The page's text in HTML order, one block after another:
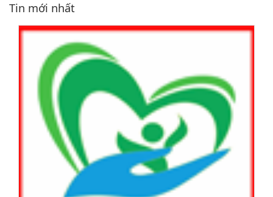
Tin mới nhất